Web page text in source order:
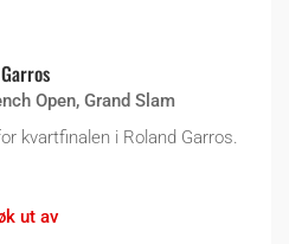
Open, Grand Slam
kvartfinalen i Roland Garros.